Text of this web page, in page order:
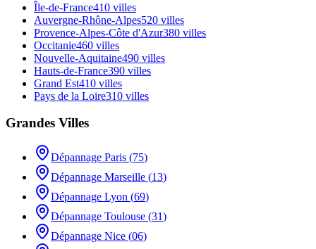
Île-de-France410 villes
Auvergne-Rhône-Alpes520 villes
Provence-Alpes-Côte d'Azur380 villes
Occitanie460 villes
Nouvelle-Aquitaine490 villes
Hauts-de-France390 villes
Grand Est410 villes
Pays de la Loire310 villes
Grandes Villes
Dépannage Paris (75)
Dépannage Marseille (13)
Dépannage Lyon (69)
Dépannage Toulouse (31)
Dépannage Nice (06)